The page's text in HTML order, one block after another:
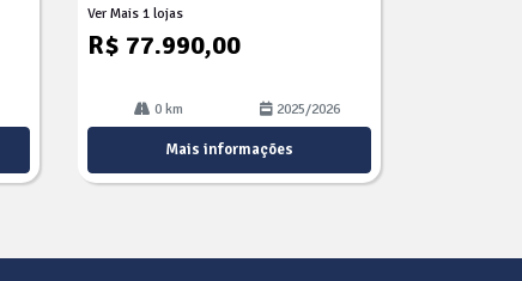
Ver Mais 1 lojas
R$ 77.990,00
0 km 2025/2026
Mais informações